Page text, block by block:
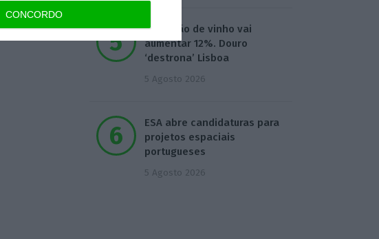
CONCORDO
Produção de vinho vai
aumentar 12%. Douro
‘destrona’ Lisboa
5 Agosto 2026
ESA abre candidaturas para
projetos espaciais
portugueses
5 Agosto 2026